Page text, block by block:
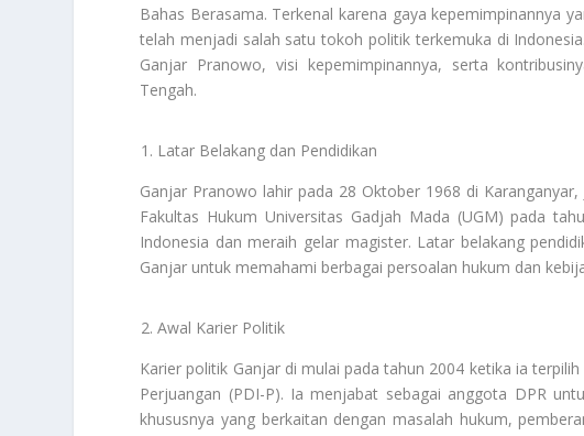
Bahas Berasama. Terkenal karena gaya kepemimpinannya
telah menjadi salah satu tokoh politik terkemuka di
Ganjar Pranowo, visi kepemimpinannya, serta
Tengah.
Latar Belakang dan Pendidikan
Ganjar Pranowo lahir pada 28 Oktober 1968 di
Fakultas Hukum Universitas Gadjah Mada (UGM) pada
Indonesia dan meraih gelar magister. Latar belakang
Ganjar untuk memahami berbagai persoalan hukum dan
Awal Karier Politik
Karier politik Ganjar di mulai pada tahun 2004 ketika ia
Perjuangan (PDI-P). Ia menjabat sebagai anggota DPR
khususnya yang berkaitan dengan masalah hukum,